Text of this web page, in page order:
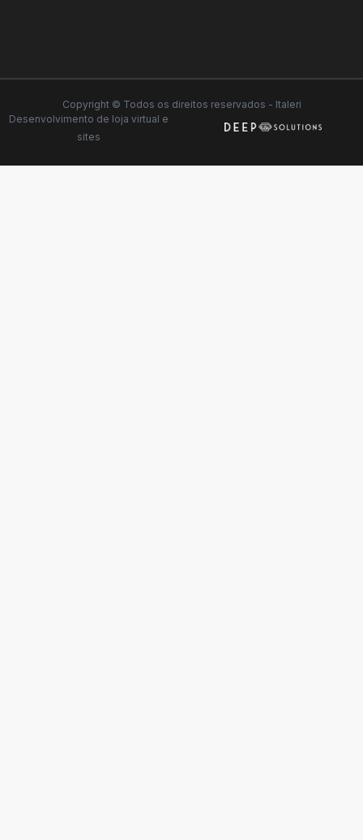
Copyright © Todos os direitos reservados - Italeri
Desenvolvimento de loja virtual e
sites